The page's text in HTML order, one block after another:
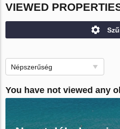
VIEWED
Népszerűség
You have not viewed any